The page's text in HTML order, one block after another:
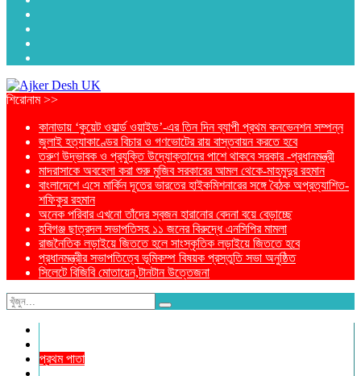
শিরোনাম >>
কানাডায় ‘কুয়েট ওয়ার্ল্ড ওয়াইড’-এর তিন দিন ব্যাপী প্রথম কনভেনশন সম্পন্ন
জুলাই হত্যাকাণ্ডের বিচার ও গণভোটের রায় বাস্তবায়ন করতে হবে
তরুণ উদ্ভাবক ও প্রযুক্তি উদ্যোক্তাদের পাশে থাকবে সরকার -প্রধানমন্ত্রী
মাদরাসাকে অবহেলা করা শুরু মুজিব সরকারের আমল থেকে-মাহমুদুর রহমান
বাংলাদেশে এসে মার্কিন দূতের ভারতের হাইকমিশনারের সঙ্গে বৈঠক অপ্রত্যাশিত-
শফিকুর রহমান
অনেক পরিবার এখনো তাঁদের স্বজন হারানোর বেদনা বয়ে বেড়াচ্ছে
হবিগঞ্জ ছাত্রদল সভাপতিসহ ১১ জনের বিরুদ্ধে এনসিপির মামলা
রাজনৈতিক লড়াইয়ে জিততে হলে সাংস্কৃতিক লড়াইয়ে জিততে হবে
প্রধানমন্ত্রীর সভাপতিত্বে ভূমিকম্প বিষয়ক প্রস্তুতি সভা অনুষ্ঠিত
সিলেটে বিজিবি মোতায়েন,টানটান উত্তেজনা
প্রথম পাতা